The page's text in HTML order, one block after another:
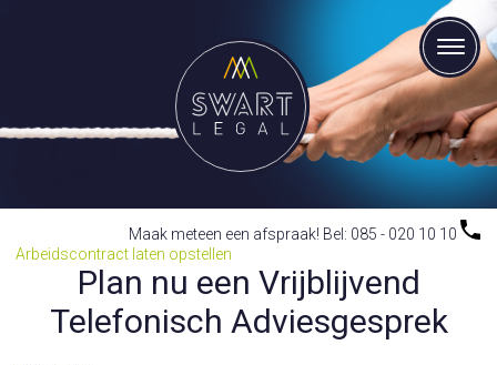
Maak meteen een afspraak! Bel: 085 - 020 10 10
Arbeidscontract laten opstellen
Plan nu een Vrijblijvend
Telefonisch Adviesgesprek